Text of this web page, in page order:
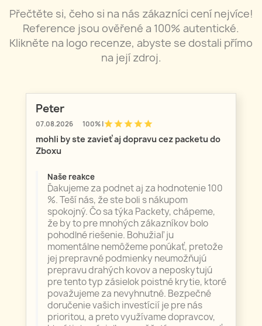
Přečtěte si, čeho si na nás zákazníci cení nejvíce!
Reference jsou ověřené a 100% autentické.
Klikněte na logo recenze, abyste se dostali přímo
na její zdroj.
Peter
07.08.2026 100% |starstarstarstarstar
mohli by ste zavieť aj dopravu cez packetu do
Zboxu
Naše reakce
Ďakujeme za podnet aj za hodnotenie 100
%. Teší nás, že ste boli s nákupom
spokojný. Čo sa týka Packety, chápeme,
že by to pre mnohých zákazníkov bolo
pohodlné riešenie. Bohužiaľ ju
momentálne nemôžeme ponúkať, pretože
jej prepravné podmienky neumožňujú
prepravu drahých kovov a neposkytujú
pre tento typ zásielok poistné krytie, ktoré
považujeme za nevyhnutné. Bezpečné
doručenie vašich investícií je pre nás
prioritou, a preto využívame dopravcov,